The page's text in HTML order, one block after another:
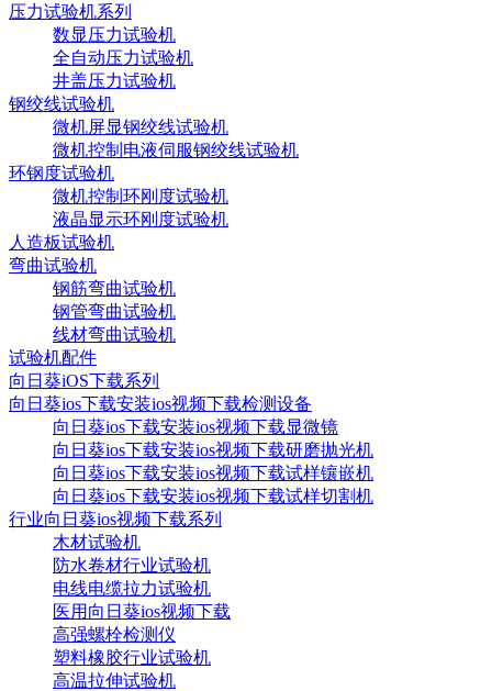
压力试验机系列
数显压力试验机
全自动压力试验机
井盖压力试验机
钢绞线试验机
微机屏显钢绞线试验机
微机控制电液伺服钢绞线试验机
环钢度试验机
微机控制环刚度试验机
液晶显示环刚度试验机
人造板试验机
弯曲试验机
钢筋弯曲试验机
钢管弯曲试验机
线材弯曲试验机
试验机配件
向日葵iOS下载系列
向日葵ios下载安装ios视频下载检测设备
向日葵ios下载安装ios视频下载显微镜
向日葵ios下载安装ios视频下载研磨抛光机
向日葵ios下载安装ios视频下载试样镶嵌机
向日葵ios下载安装ios视频下载试样切割机
行业向日葵ios视频下载系列
木材试验机
防水卷材行业试验机
电线电缆拉力试验机
医用向日葵ios视频下载
高强螺栓检测仪
塑料橡胶行业试验机
高温拉伸试验机